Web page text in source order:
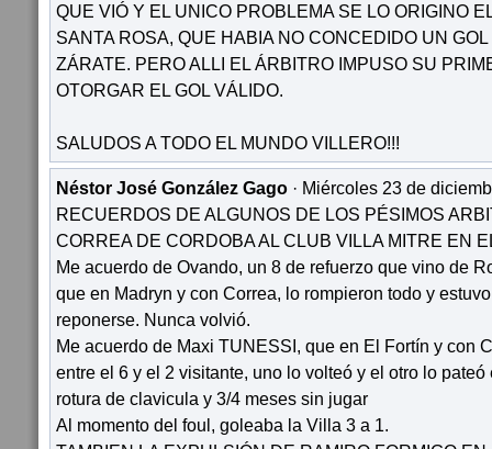
QUE VIÓ Y EL UNICO PROBLEMA SE LO ORIGINO
SANTA ROSA, QUE HABIA NO CONCEDIDO UN
ZÁRATE. PERO ALLI EL ÁRBITRO IMPUSO SU
OTORGAR EL GOL VÁLIDO.
SALUDOS A TODO EL MUNDO VILLERO!!!
Néstor José González Gago · Miércoles 23 de
RECUERDOS DE ALGUNOS DE LOS PÉSIMOS
CORREA DE CORDOBA AL CLUB VILLA MITRE EN
Me acuerdo de Ovando, un 8 de refuerzo que vino de
que en Madryn y con Correa, lo rompieron todo y
reponerse. Nunca volvió.
Me acuerdo de Maxi TUNESSI, que en El Fortín y con
entre el 6 y el 2 visitante, uno lo volteó y el otro lo
rotura de clavicula y 3/4 meses sin jugar
Al momento del foul, goleaba la Villa 3 a 1.